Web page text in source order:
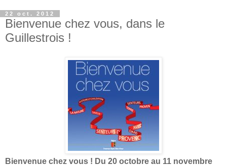
22 oct. 2012
Bienvenue chez vous, dans le
Guillestrois !
Bienvenue chez vous ! Du 20 octobre au 11 novembre